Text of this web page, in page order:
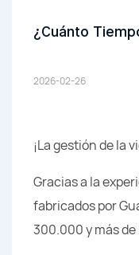
¿Cuánto
2026-02-26
¡La gestión de la
Gracias a la
fabricados por
300.000 y más